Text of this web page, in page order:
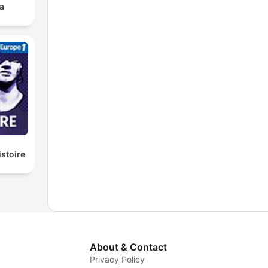
About & Contact
Privacy Policy